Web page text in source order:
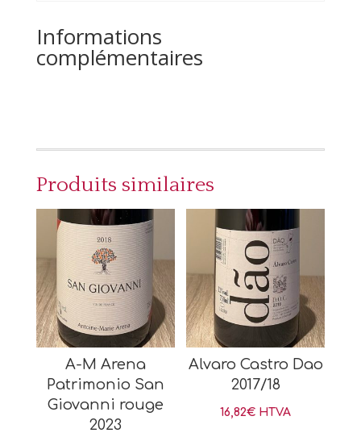
Informations
complémentaires
Produits similaires
A-M Arena
Patrimonio San
Giovanni rouge
2023
Alvaro Castro Dao
2017/18
16,82€ HTVA